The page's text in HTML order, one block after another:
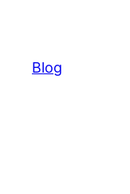
tartalomhoz
Blog